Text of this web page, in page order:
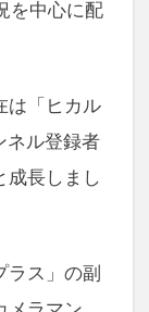
を中心に配
は「ヒカル
ネル登録者
成長しまし
ラス」の副